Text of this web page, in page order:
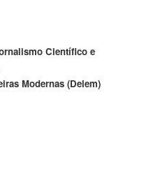
Científico e
Modernas (Delem)